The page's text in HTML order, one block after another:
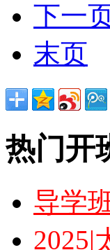
下一
末页
热门开
导学
2025|